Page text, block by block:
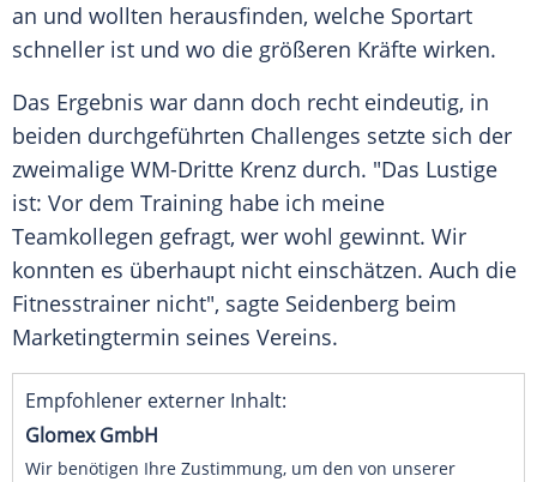
an und wollten herausfinden, welche Sportart
schneller ist und wo die größeren Kräfte wirken.
Das Ergebnis war dann doch recht eindeutig, in
beiden durchgeführten Challenges setzte sich der
zweimalige WM-Dritte Krenz durch. "Das Lustige
ist: Vor dem Training habe ich meine
Teamkollegen gefragt, wer wohl gewinnt. Wir
konnten es überhaupt nicht einschätzen. Auch die
Fitnesstrainer nicht", sagte Seidenberg beim
Marketingtermin seines Vereins.
Empfohlener externer Inhalt:
Glomex GmbH
Wir benötigen Ihre Zustimmung, um den von unserer